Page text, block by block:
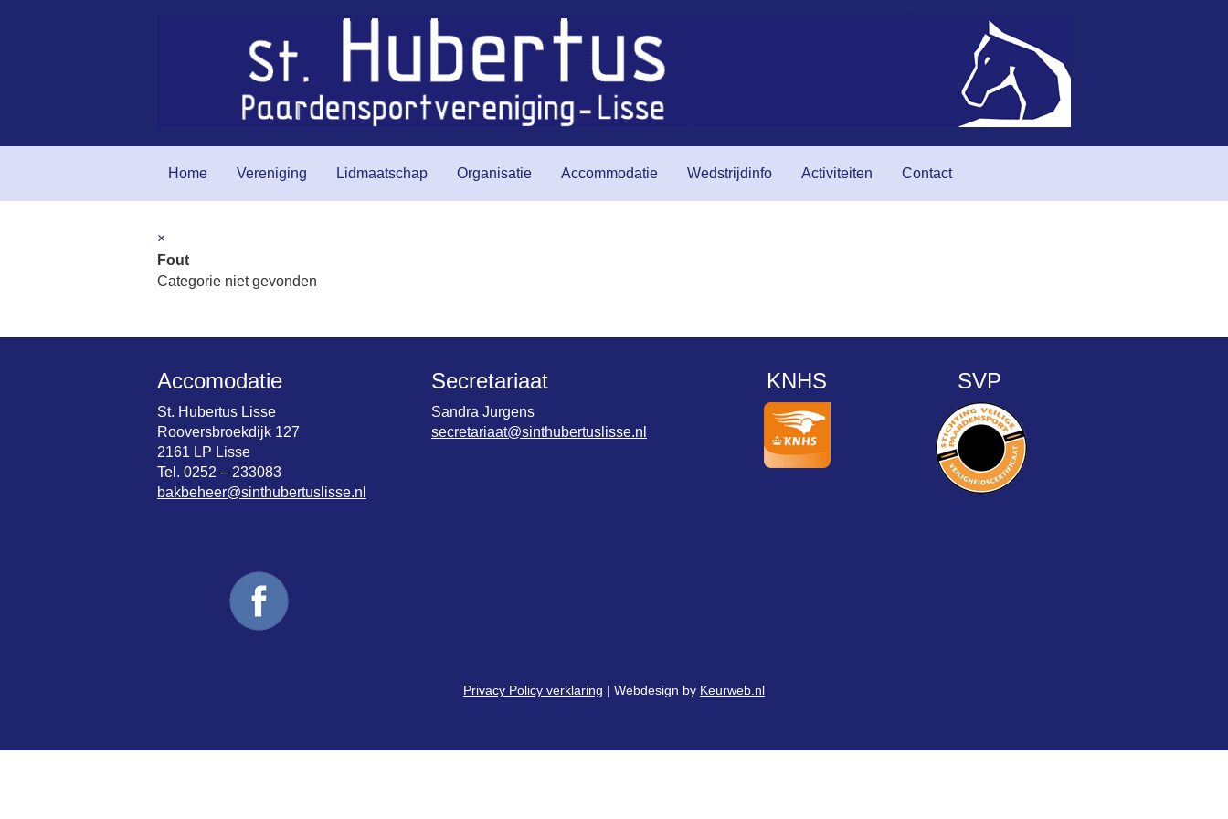
Home Vereniging Lidmaatschap Organisatie Accommodatie Wedstrijdinfo Activiteiten Contact
×
Fout
Categorie niet gevonden
Accomodatie
St. Hubertus Lisse
Rooversbroekdijk 127
2161 LP Lisse
Tel. 0252 – 233083
bakbeheer@sinthubertuslisse.nl
Secretariaat
Sandra Jurgens
secretariaat@sinthubertuslisse.nl
KNHS SVP
Privacy Policy verklaring | Webdesign by Keurweb.nl